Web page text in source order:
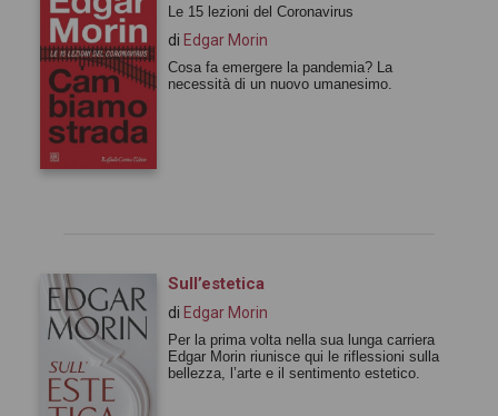
Le 15 lezioni del Coronavirus
di Edgar Morin
Cosa fa emergere la pandemia? La
necessità di un nuovo umanesimo.
Sull’estetica
di Edgar Morin
Per la prima volta nella sua lunga carriera
Edgar Morin riunisce qui le riflessioni sulla
bellezza, l’arte e il sentimento estetico.